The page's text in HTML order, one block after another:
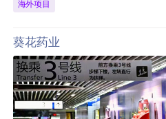
海外项目
葵花药业